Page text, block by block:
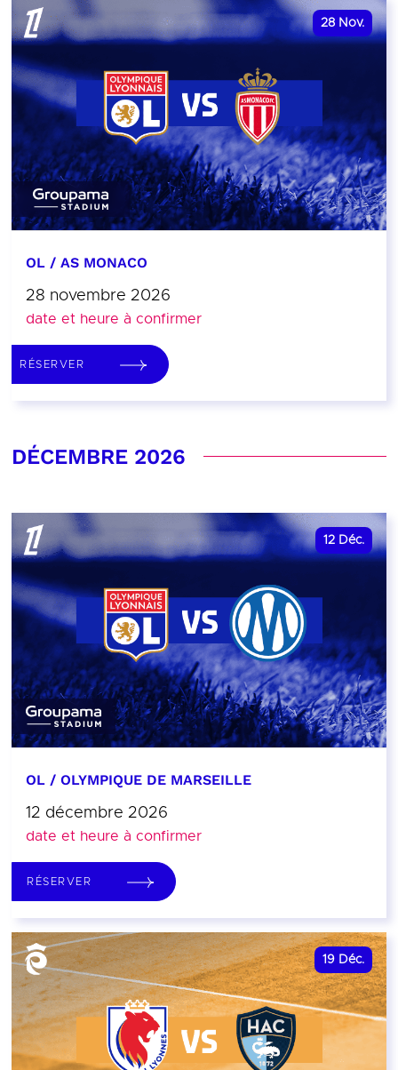
28 Nov.
OL / AS MONACO
28 novembre 2026
date et heure à confirmer
RÉSERVER
DÉCEMBRE 2026
12 Déc.
OL / OLYMPIQUE DE MARSEILLE
12 décembre 2026
date et heure à confirmer
RÉSERVER
19 Déc.